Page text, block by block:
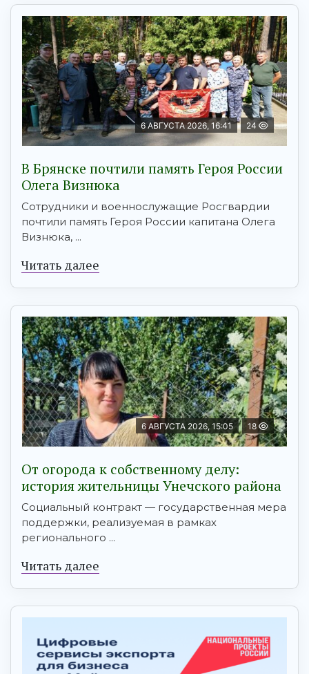
6 АВГУСТА 2026, 16:41 24
В Брянске почтили память Героя России
Олега Визнюка
Сотрудники и военнослужащие Росгвардии
почтили память Героя России капитана Олега
Визнюка, ...
Читать далее
6 АВГУСТА 2026, 15:05 18
От огорода к собственному делу:
история жительницы Унечского района
Социальный контракт — государственная мера
поддержки, реализуемая в рамках
регионального ...
Читать далее